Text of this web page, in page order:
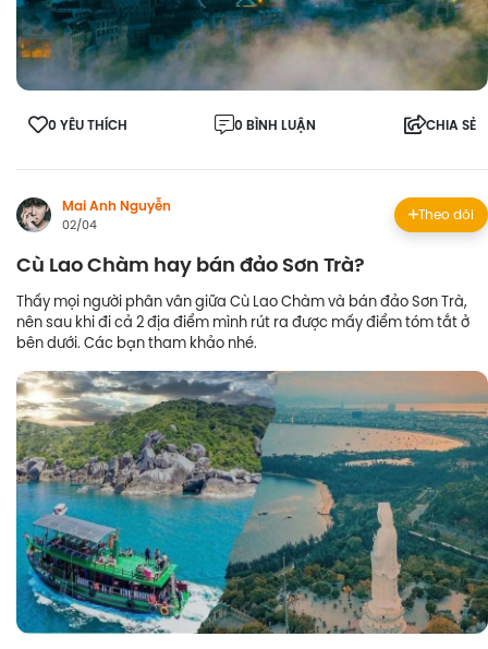
0 YÊU THÍCH 0 BÌNH LUẬN CHIA SẺ
Mai Anh Nguyễn
02/04
Theo dõi
Cù Lao Chàm hay bán đảo Sơn Trà?
Thấy mọi người phân vân giữa Cù Lao Chàm và bán đảo Sơn Trà,
nên sau khi đi cả 2 địa điểm mình rút ra được mấy điểm tóm tắt ở
bên dưới. Các bạn tham khảo nhé.